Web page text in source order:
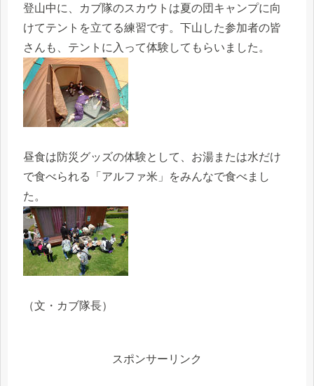
登山中に、カブ隊のスカウトは夏の団キャンプに向
けてテントを立てる練習です。下山した参加者の皆
さんも、テントに入って体験してもらいました。
昼食は防災グッズの体験として、お湯または水だけ
で食べられる「アルファ米」をみんなで食べまし
た。
（文・カブ隊長）
スポンサーリンク